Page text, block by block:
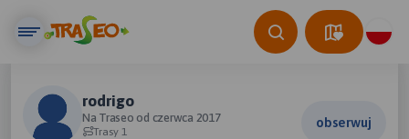
rodrigo
Na Traseo od czerwca 2017
Trasy 1
obserwuj